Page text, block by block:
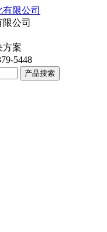
公司
方案
5448
产品搜索